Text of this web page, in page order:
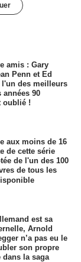
amis : Gary
Penn et Ed
l'un des meilleurs
90
oublié !
aux moins de 16
de cette série
de l'un des 100
de tous les
est sa
Arnold
n’a pas eu le
son propre
dans la saga